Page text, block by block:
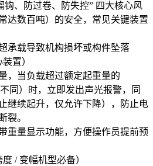
钩、防过卷、防失控” 四大核心风
达数百吨）的安全，常见关键装置
承载导致机构损坏或构件坠落
置）
，当负载超过额定起重量的
同）时，立即发出声光报警，同
继续起升，仅允许下降），防止电
裂。
重量显示功能，方便操作员提前预
/ 变幅机型必备）